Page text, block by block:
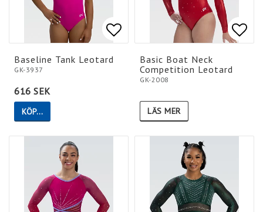
Lägg till i favoritlistan
Lägg till i favoritlistan
Baseline Tank Leotard
GK-3937
616 SEK
KÖP…
Basic Boat Neck
Competition Leotard
GK-2008
LÄS MER